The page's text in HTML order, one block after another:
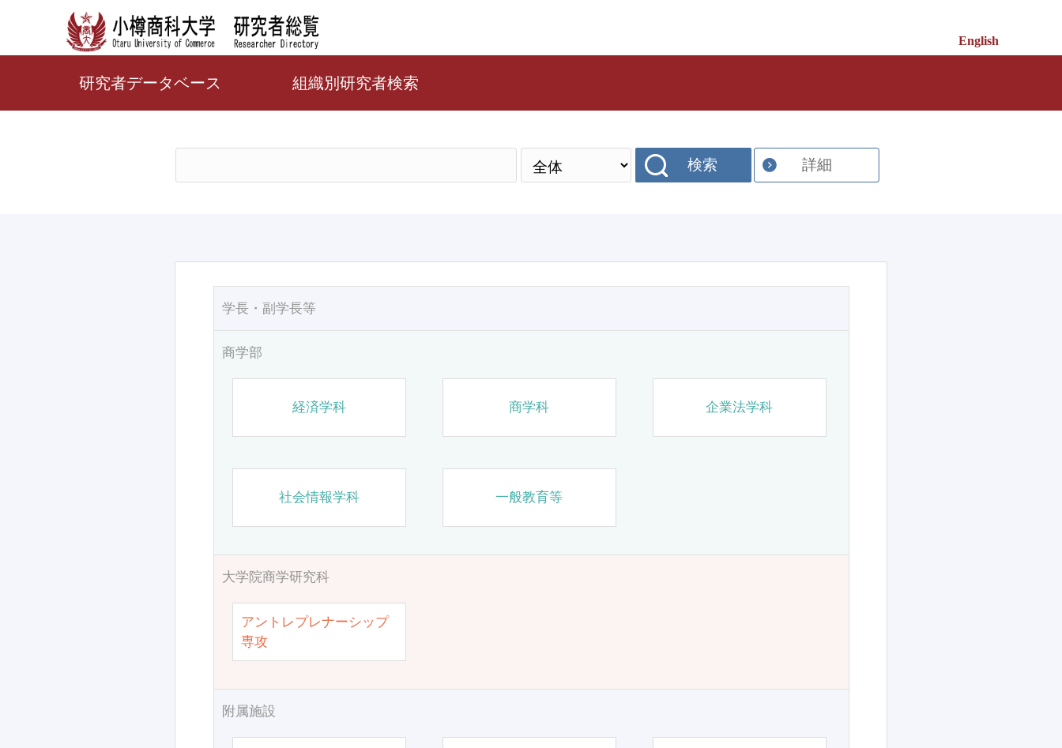
English
研究者データベース 組織別研究者検索
検索 詳細
学長・副学長等
商学部
経済学科 商学科 企業法学科
社会情報学科 一般教育等
大学院商学研究科
アントレプレナーシップ
専攻
附属施設